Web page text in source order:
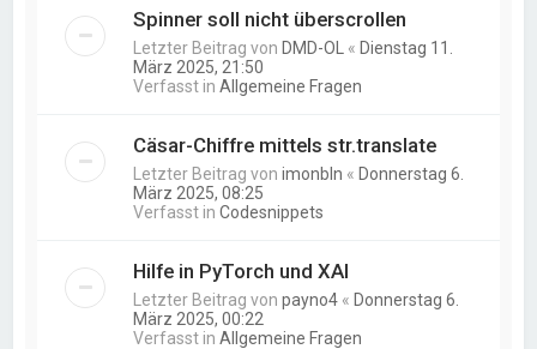
Spinner soll nicht überscrollen
Letzter Beitrag von DMD-OL « Dienstag 11.
März 2025, 21:50
Verfasst inAllgemeine Fragen
Cäsar-Chiffre mittels str.translate
Letzter Beitrag vonimonbln « Donnerstag 6.
März 2025, 08:25
Verfasst inCodesnippets
Hilfe in PyTorch und XAI
Letzter Beitrag vonpayno4 « Donnerstag 6.
März 2025, 00:22
Verfasst inAllgemeine Fragen